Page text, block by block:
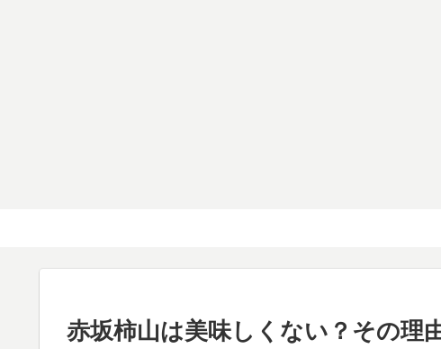
赤坂柿山は美味しくない？その理